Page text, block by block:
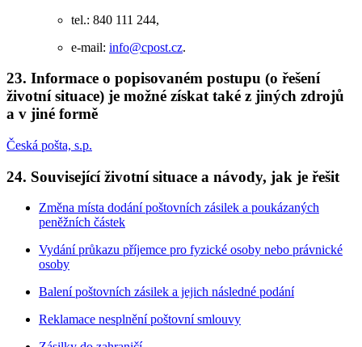
tel.: 840 111 244,
e-mail: info@cpost.cz.
23. Informace o popisovaném postupu (o řešení
životní situace) je možné získat také z jiných zdrojů
a v jiné formě
Česká pošta, s.p.
24. Související životní situace a návody, jak je řešit
Změna místa dodání poštovních zásilek a poukázaných
peněžních částek
Vydání průkazu příjemce pro fyzické osoby nebo právnické
osoby
Balení poštovních zásilek a jejich následné podání
Reklamace nesplnění poštovní smlouvy